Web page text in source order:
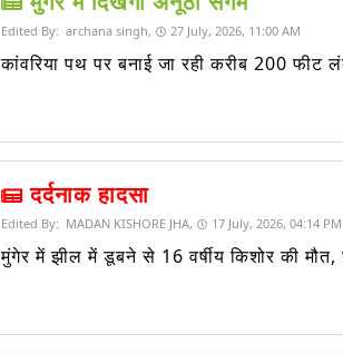
Edited By: archana singh, 27 July, 2026, 11:00 AM
कांवरिया पथ पर बनाई जा रही करीब 200 फीट
दर्दनाक हादसा
Edited By: MADAN KISHORE JHA, 17 July, 2026, 04:14 PM
मुंगेर में झील में डूबने से 16 वर्षीय किशोर की